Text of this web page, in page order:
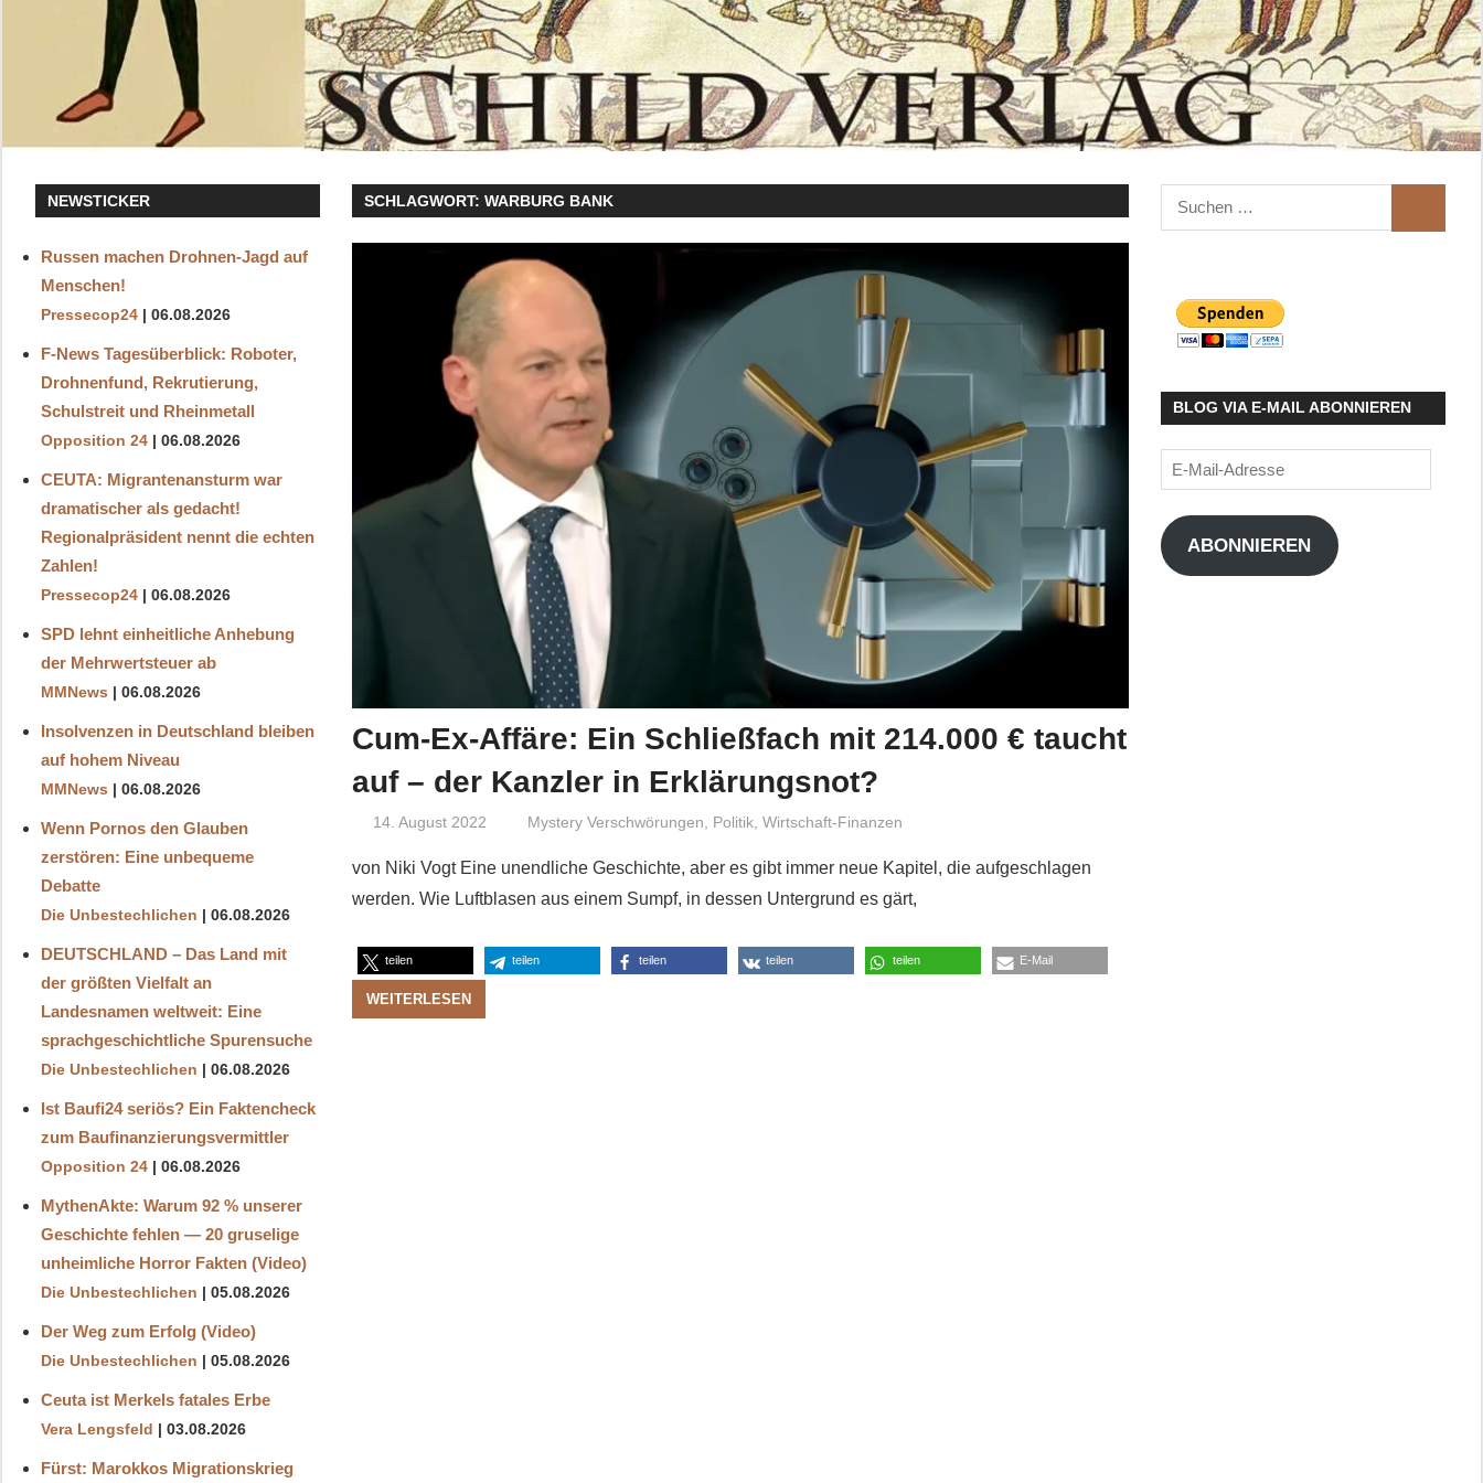
SCHLAGWORT:WARBURG BANK
Cum-Ex-Affäre: Ein Schließfach mit 214.000 € taucht
auf – der Kanzler in Erklärungsnot?
14. August 2022 Niki Vogt
Mystery Verschwörungen Politik, Wirtschaft-Finanzen
von Niki Vogt Eine unendliche Geschichte, aber es gibt immer neue Kapitel, die aufgeschlagen
werden. Wie Luftblasen aus einem Sumpf, in dessen Untergrund es gärt,
teilen teilen teilen teilen teilen E-Mail
WEITERLESEN
NEWSTICKER
Russen machen Drohnen-Jagd auf
Menschen!
Pressecop24 06.08.2026
F-News Tagesüberblick: Roboter,
Drohnenfund, Rekrutierung,
Schulstreit und Rheinmetall
Opposition 24 06.08.2026
CEUTA: Migrantenansturm war
dramatischer als gedacht!
Regionalpräsident nennt die echten
Zahlen!
Pressecop24 06.08.2026
SPD lehnt einheitliche Anhebung
der Mehrwertsteuer ab
MMNews 06.08.2026
Insolvenzen in Deutschland bleiben
auf hohem Niveau
MMNews 06.08.2026
Wenn Pornos den Glauben
zerstören: Eine unbequeme
Debatte
Die Unbestechlichen 06.08.2026
DEUTSCHLAND – Das Land mit
der größten Vielfalt an
Landesnamen weltweit: Eine
sprachgeschichtliche Spurensuche
Die Unbestechlichen 06.08.2026
Ist Baufi24 seriös? Ein Faktencheck
zum Baufinanzierungsvermittler
Opposition 24 06.08.2026
MythenAkte: Warum 92 % unserer
Geschichte fehlen — 20 gruselige
unheimliche Horror Fakten (Video)
Die Unbestechlichen 05.08.2026
Der Weg zum Erfolg (Video)
Die Unbestechlichen 05.08.2026
Ceuta ist Merkels fatales Erbe
Vera Lengsfeld 03.08.2026
Fürst: Marokkos Migrationskrieg
Suchen
nach:
BLOG VIA E-MAIL ABONNIEREN
E-
Mail-
Adresse
ABONNIEREN